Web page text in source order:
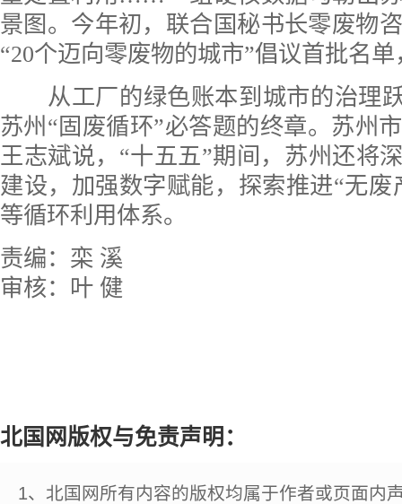
景图。今年初，联合国秘书长零废物
“20个迈向零废物的城市”倡议首批名
从工厂的绿色账本到城市的治理
苏州“固废循环”必答题的终章。苏州
王志斌说，“十五五”期间，苏州还将
建设，加强数字赋能，探索推进“无废
等循环利用体系。
责编：栾 溪
审核：叶 健
北国网版权与免责声明：
1、北国网所有内容的版权均属于作者或页面内